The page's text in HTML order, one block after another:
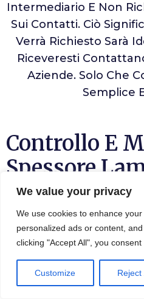
We value your privacy
We use cookies to enhance
personalized ads or content,
clicking "Accept All", you
Customize Reject
Intermediario E Non
Sui Contatti. Ciò
Verrà Richiesto Sarà
Riceveresti
Aziende. Solo Che
Semplice
Controllo E
Spessore
Serbatoi Di
Interrati O
Treia
Controllare E
Lamiere Dei Serbatoi